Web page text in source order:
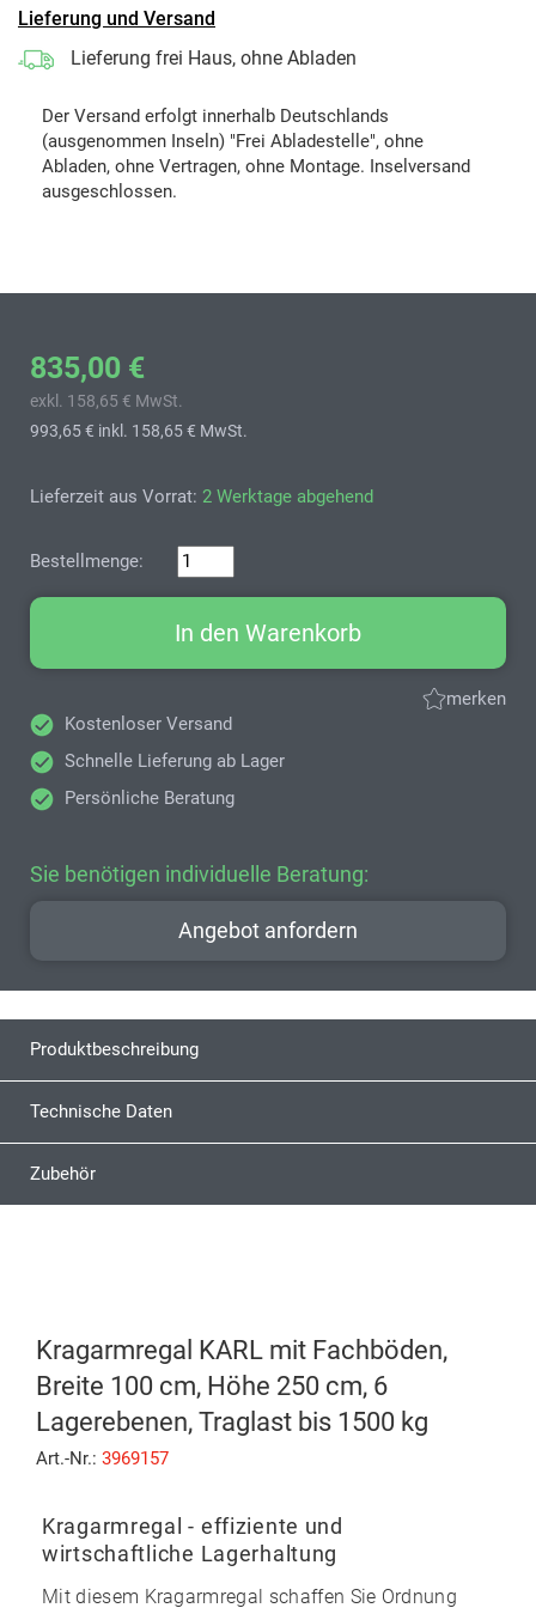
Lieferung und Versand
Lieferung frei Haus, ohne Abladen
Der Versand erfolgt innerhalb Deutschlands
(ausgenommen Inseln) "Frei Abladestelle", ohne
Abladen, ohne Vertragen, ohne Montage. Inselversand
ausgeschlossen.
835,00 €
exkl. 158,65 € MwSt.
993,65 € inkl. 158,65 € MwSt.
Lieferzeit aus Vorrat: 2 Werktage abgehend
Bestellmenge:
In den Warenkorb
merken
Kostenloser Versand
Schnelle Lieferung ab Lager
Persönliche Beratung
Sie benötigen individuelle Beratung:
Angebot anfordern
Produktbeschreibung
Technische Daten
Zubehör
Kragarmregal KARL mit Fachböden,
Breite 100 cm, Höhe 250 cm, 6
Lagerebenen, Traglast bis 1500 kg
Art.-Nr.: 3969157
Kragarmregal - effiziente und
wirtschaftliche Lagerhaltung
Mit diesem Kragarmregal schaffen Sie Ordnung